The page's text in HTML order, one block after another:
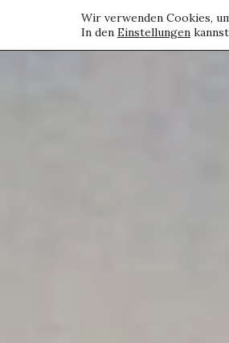
Wir verwenden Cookies,
In den Einstellungen